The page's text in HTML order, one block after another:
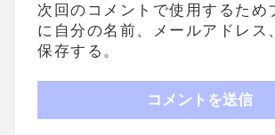
次回のコメントで使用するため
に自分の名前、メールアドレス
保存する。